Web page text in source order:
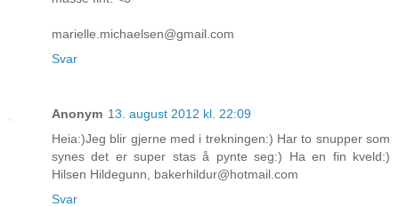
marielle.michaelsen@gmail.com
Svar
Anonym 13. august 2012 kl. 22:09
Heia:)Jeg blir gjerne med i trekningen:) Har to snupper som
synes det er super stas å pynte seg:) Ha en fin kveld:)
Hilsen Hildegunn, bakerhildur@hotmail.com
Svar